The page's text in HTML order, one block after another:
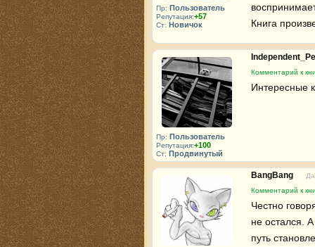
Пр: Пользователь
Репутация:+57
Ст: Новичок
Книга
Пр: Пользователь
Репутация:+100
Ст: Продвинутый
Комментарий к
Интересные
BangBang
Комментарий к
Честно
не остался.
путь